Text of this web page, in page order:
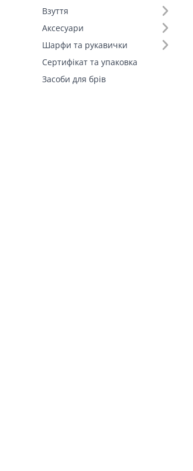
Взуття
Аксесуари
Шарфи та рукавички
Сертифікат та упаковка
Засоби для брів